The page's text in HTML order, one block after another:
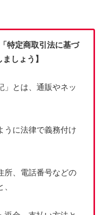
特定商取引法に基づ
しょう】
」とは、通販やネッ
うに法律で義務付け
所、電話番号などの